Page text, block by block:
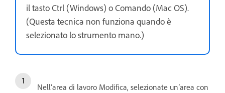
il tasto Ctrl (Windows) o Comando (Mac OS).
(Questa tecnica non funziona quando è
selezionato lo strumento mano.)
Nell’area di lavoro Modifica, selezionate un’area con